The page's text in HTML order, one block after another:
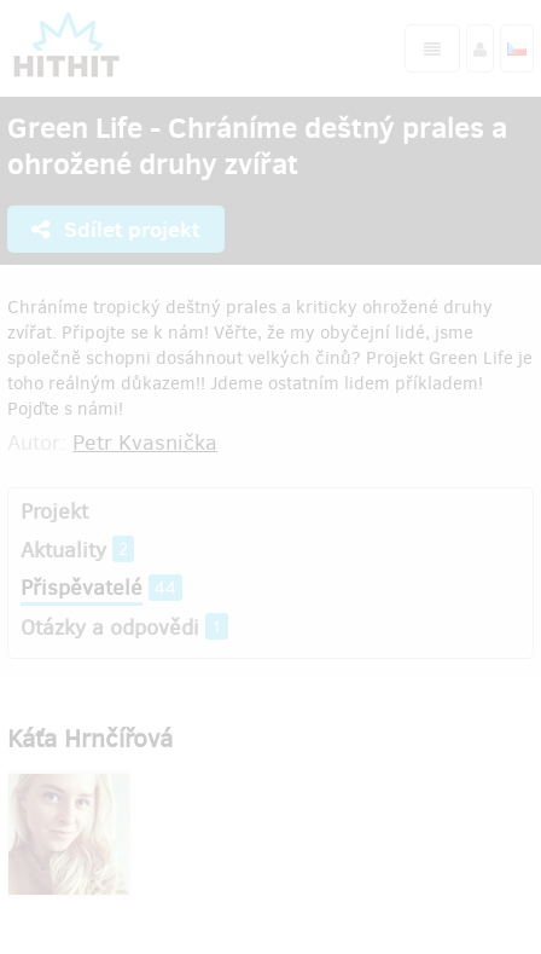
Green Life - Chráníme deštný prales a
ohrožené druhy zvířat
Sdílet projekt
Chráníme tropický deštný prales a kriticky ohrožené druhy
zvířat. Připojte se k nám! Věřte, že my obyčejní lidé, jsme
společně schopni dosáhnout velkých činů? Projekt Green Life je
toho reálným důkazem!! Jdeme ostatním lidem příkladem!
Pojďte s námi!
Petr Kvasnička
Projekt
Aktuality 2
Přispěvatelé 44
Otázky a odpovědi 1
Káťa Hrnčířová